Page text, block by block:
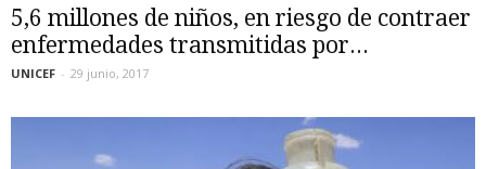
5,6 millones de niños, en riesgo de contraer
enfermedades transmitidas por...
UNICEF - 29 junio, 2017